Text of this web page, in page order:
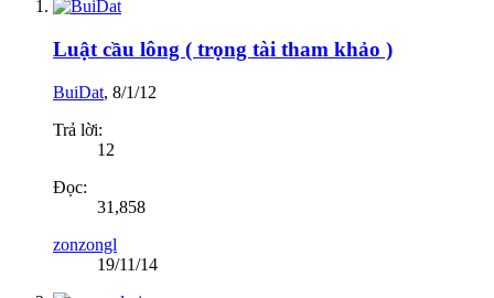
Luật cầu lông ( trọng tài tham khảo )
BuiDat, 8/1/12
Trả lời:
12
Đọc:
31,858
zonzongl
19/11/14